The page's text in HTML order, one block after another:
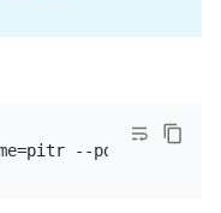
--pd= ${PD_IP}